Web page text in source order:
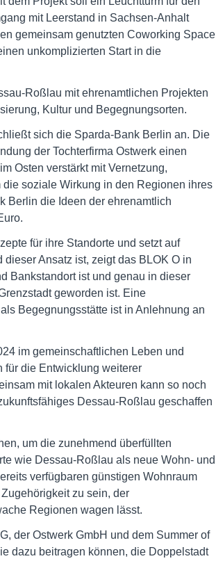
mit Leerstand in Sachsen-Anhalt
gemeinsam genutzten Coworking Space
unkomplizierten Start in die
Roßlau mit ehrenamtlichen Projekten
Kultur und Begegnungsorten.
sich die Sparda-Bank Berlin an. Die
der Tochterfirma Ostwerk einen
Osten verstärkt mit Vernetzung,
soziale Wirkung in den Regionen ihres
Berlin die Ideen der ehrenamtlich
für ihre Standorte und setzt auf
Ansatz ist, zeigt das BLOK O in
Bankstandort ist und genau in dieser
geworden ist. Eine
Begegnungsstätte ist in Anlehnung an
im gemeinschaftlichen Leben und
für die Entwicklung weiterer
mit lokalen Akteuren kann so noch
Dessau-Roßlau geschaffen
um die zunehmend überfüllten
wie Dessau-Roßlau als neue Wohn- und
verfügbaren günstigen Wohnraum
zu sein, der
Regionen wagen lässt.
der Ostwerk GmbH und dem Summer of
dazu beitragen können, die Doppelstadt